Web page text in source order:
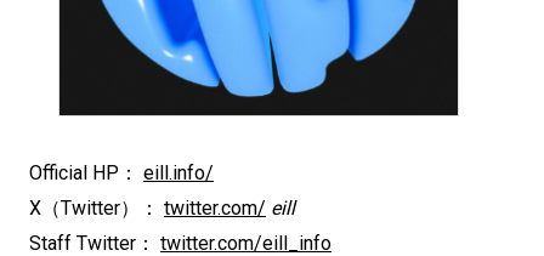
Official HP： eill.info/
X（Twitter）： twitter.com/ eill
Staff Twitter： twitter.com/eill_info